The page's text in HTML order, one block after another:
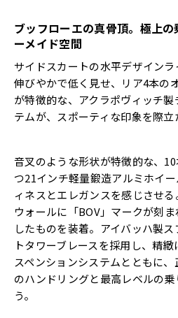
ブッフローエの真骨頂。極上
ーメイド空間
サイドスカートの水平デザイン
伸びやかで低く見せ、リア4本の
が特徴的な、アクラポヴィッチ
テムが、スポーティな印象を際立
音叉のような形状が特徴的な、
つ21インチ軽量鍛造アルミホイ
ィネスとエレガンスを感じさせ
ウォールに「BOV」マークが刻
したものを装着。アイバッハ製
トタワーブレースを採用し、精
スペンションシステムとともに
のハンドリングと最高レベルの
う。